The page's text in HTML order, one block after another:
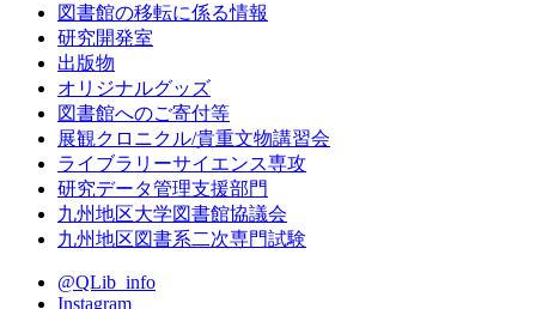
図書館の移転に係る情報
研究開発室
出版物
オリジナルグッズ
図書館へのご寄付等
展観クロニクル/貴重文物講習会
ライブラリーサイエンス専攻
研究データ管理支援部門
九州地区大学図書館協議会
九州地区図書系二次専門試験
@QLib_info
Instagram